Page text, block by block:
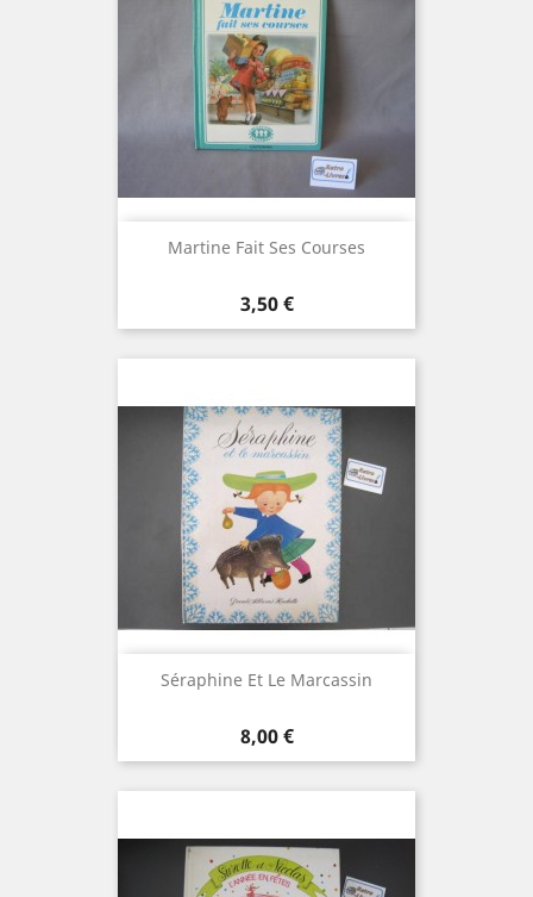
Martine Fait Ses Courses
Prix
3,50 €
Séraphine Et Le Marcassin
Prix
8,00 €